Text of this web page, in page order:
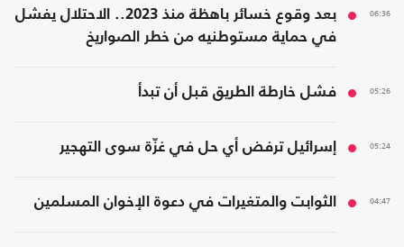
06:36
بعد وقوع خسائر باهظة منذ 2023.. الاحتلال يفشل
في حماية مستوطنيه من خطر الصواريخ
05:26 فشل خارطة الطريق قبل أن تبدأ
05:24 إسرائيل ترفض أي حل في غزّة سوى التهجير
04:47 الثوابت والمتغيرات في دعوة الإخوان المسلمين